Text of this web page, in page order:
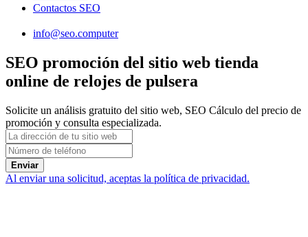
Contactos SEO
info@seo.computer
SEO promoción del sitio web tienda
online de relojes de pulsera
Solicite un análisis gratuito del sitio web, SEO Cálculo del precio de
promoción y consulta especializada.
Enviar
Al enviar una solicitud, aceptas la política de privacidad.